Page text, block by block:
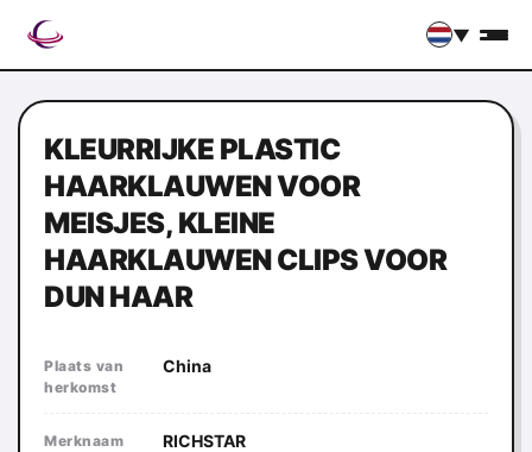
▼
KLEURRIJKE PLASTIC
HAARKLAUWEN VOOR
MEISJES, KLEINE
HAARKLAUWEN CLIPS VOOR
DUN HAAR
Plaats van
herkomst
China
Merknaam RICHSTAR